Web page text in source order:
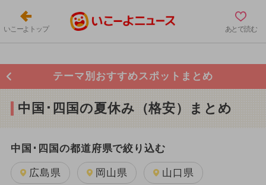
いこーよトップ あとで読む
テーマ別おすすめスポットまとめ
中国･四国の夏休み（格安）まとめ
中国･四国の都道府県で絞り込む
広島県 岡山県 山口県